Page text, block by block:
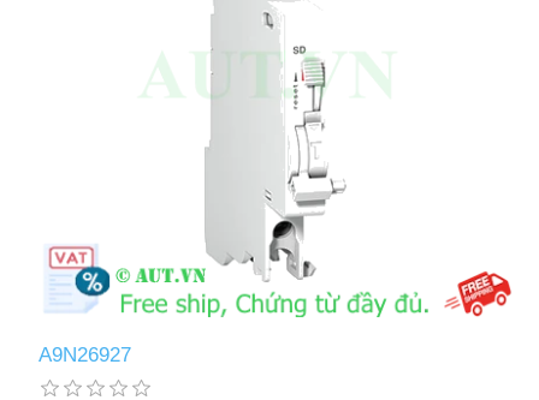
A9N26927